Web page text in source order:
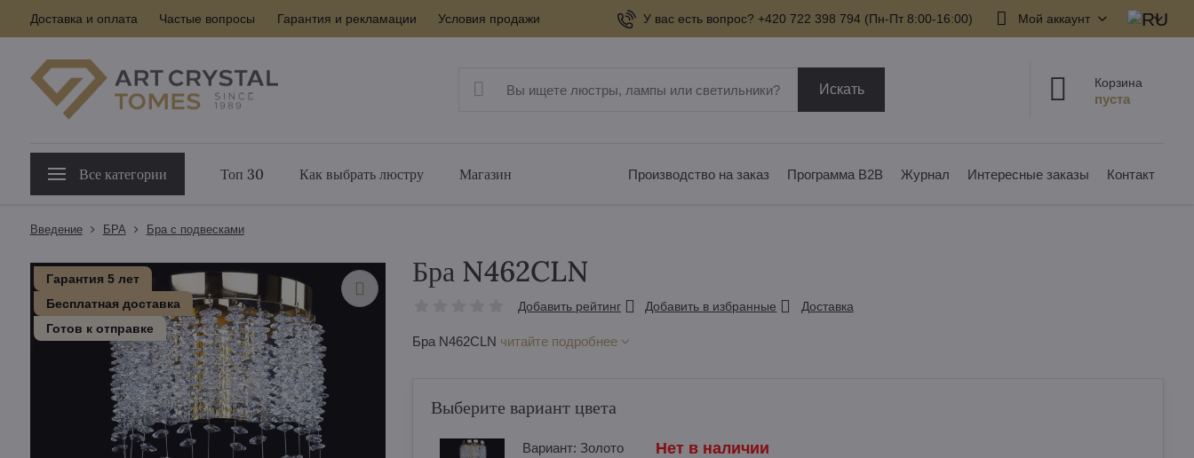
Доставка и оплата Частые вопросы Гарантия и рекламации Условия продажи У вас есть вопрос? +420 722 398 794​ (Пн-Пт 8:00-16:00) Мой аккаунт
Искать Корзина
Все категории Топ 30 Как выбрать люстру Магазин Производство на заказ Программа B2B Журнал Интересные заказы Контакт
Введение БPA Бра с подвесками
Гарантия 5 лет
Бесплатная доставка
Готов к отправке
Бра N462CLN
Добавить рейтинг Добавить в избранные Доставка
Бра N462CLN читайте подробнее
Выберите вариант цвета
Вариант: Золотo
Нет в наличии